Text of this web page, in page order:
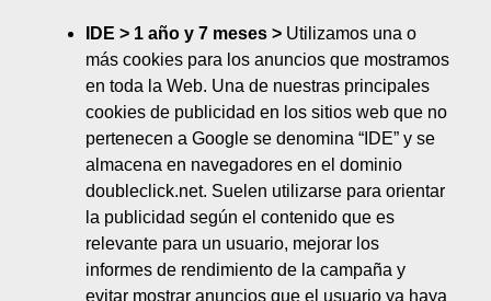
IDE > 1 año y 7 meses > Utilizamos una o
más cookies para los anuncios que mostramos
en toda la Web. Una de nuestras principales
cookies de publicidad en los sitios web que no
pertenecen a Google se denomina “IDE” y se
almacena en navegadores en el dominio
doubleclick.net. Suelen utilizarse para orientar
la publicidad según el contenido que es
relevante para un usuario, mejorar los
informes de rendimiento de la campaña y
evitar mostrar anuncios que el usuario ya haya